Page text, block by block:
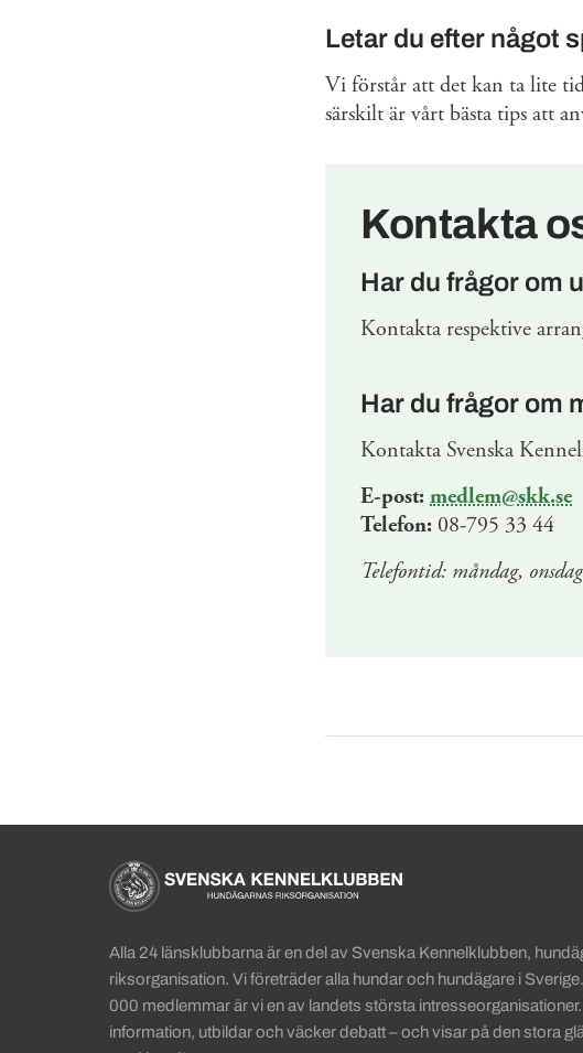
Letar du efter något
Vi förstår att det kan ta lite
särskilt är vårt bästa tips att
Kontakta
Har du frågor om
Kontakta respektive
Har du frågor om
Kontakta Svenska
E-post: medlem@skk.se
Telefon: 08-795 33 44
Telefontid: måndag,
Sidinformation och
Köpa hund startsida
Alla 24 länsklubbarna är en del av Svenska Kennelklubben,
riksorganisation. Vi företräder alla hundar och hundägare i
000 medlemmar är vi en av landets största
information, utbildar och väcker debatt – och visar på den stora